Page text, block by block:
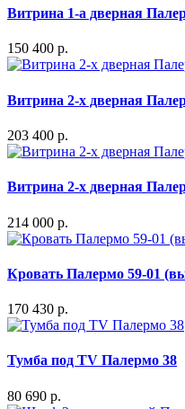
Витрина 1-а дверная
150 400 р.
Витрина 2-х дверная
203 400 р.
Витрина 2-х дверная
214 000 р.
Кровать Палермо 59-01
170 430 р.
Тумба под TV Палермо 38
80 690 р.